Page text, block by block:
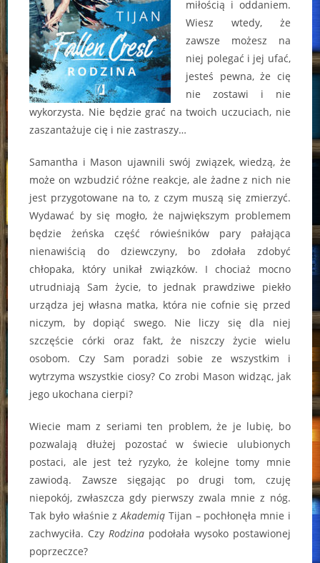
miłością i oddaniem.
Wiesz wtedy, że
zawsze możesz na
niej polegać i jej ufać,
jesteś pewna, że cię
nie zostawi i nie
wykorzysta. Nie będzie grać na twoich uczuciach, nie
zaszantażuje cię i nie zastraszy…
Samantha i Mason ujawnili swój związek, wiedzą, że
może on wzbudzić różne reakcje, ale żadne z nich nie
jest przygotowane na to, z czym muszą się zmierzyć.
Wydawać by się mogło, że największym problemem
będzie żeńska część rówieśników pary pałająca
nienawiścią do dziewczyny, bo zdołała zdobyć
chłopaka, który unikał związków. I chociaż mocno
utrudniają Sam życie, to jednak prawdziwe piekło
urządza jej własna matka, która nie cofnie się przed
niczym, by dopiąć swego. Nie liczy się dla niej
szczęście córki oraz fakt, że niszczy życie wielu
osobom. Czy Sam poradzi sobie ze wszystkim i
wytrzyma wszystkie ciosy? Co zrobi Mason widząc, jak
jego ukochana cierpi?
Wiecie mam z seriami ten problem, że je lubię, bo
pozwalają dłużej pozostać w świecie ulubionych
postaci, ale jest też ryzyko, że kolejne tomy mnie
zawiodą. Zawsze sięgając po drugi tom, czuję
niepokój, zwłaszcza gdy pierwszy zwala mnie z nóg.
Tak było właśnie zAkademią Tijan – pochłonęła mnie i
zachwyciła. CzyRodzina podołała wysoko postawionej
poprzeczce?